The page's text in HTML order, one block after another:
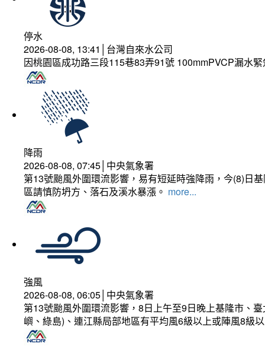
停水
2026-08-08, 13:41│台灣自來水公司
因桃園區成功路三段115巷83弄91號 100mmPVCP漏水
降雨
2026-08-08, 07:45│中央氣象署
第13號颱風外圍環流影響，易有短延時強降雨，今(8)日
區請慎防坍方、落石及溪水暴漲。 more...
強風
2026-08-08, 06:05│中央氣象署
第13號颱風外圍環流影響，8日上午至9日晚上基隆市、
嶼、綠島)、連江縣局部地區有平均風6級以上或陣風8級